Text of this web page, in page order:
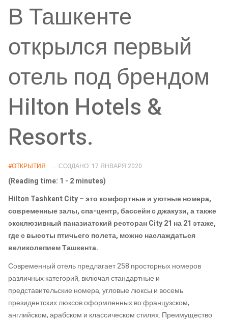
В Ташкенте
открылся первый
отель под брендом
Hilton Hotels &
Resorts.
#ОТКРЫТИЯ СОЗДАНО: 17 ЯНВАРЯ 2020
(Reading time: 1 - 2 minutes)
Hilton Tashkent City – это комфортные и уютные номера,
современные залы, спа-центр, бассейн с джакузи, а также
эксклюзивный паназиатский ресторан City 21 на 21 этаже,
где с высоты птичьего полета, можно наслаждаться
великолепием Ташкента.
Современный отель предлагает 258 просторных номеров
различных категорий, включая стандартные и
представительские номера, угловые люксы и восемь
президентских люксов оформленных во французском,
английском, арабском и классическом стилях. Преимущество